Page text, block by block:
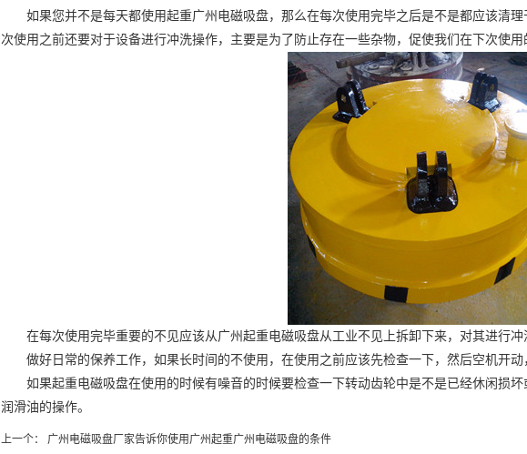
如果您并不是每天都使用起重广州电磁吸盘，那么在每次使用完毕之后是不是都应该清
次使用之前还要对于设备进行冲洗操作，主要是为了防止存在一些杂物，促使我们在下次使用
在每次使用完毕重要的不见应该从广州起重电磁吸盘从工业不见上拆卸下来，对其进行
做好日常的保养工作，如果长时间的不使用，在使用之前应该先检查一下，然后空机开动
如果起重电磁吸盘在使用的时候有噪音的时候要检查一下转动齿轮中是不是已经休闲损
润滑油的操作。
上一个：
广州电磁吸盘厂家告诉你使用广州起重广州电磁吸盘的条件